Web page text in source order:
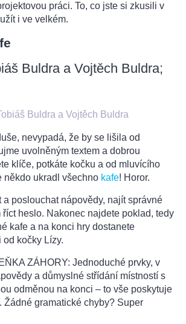
práci. To, co jste si zkusili v
i ve velkém.
Buldra a Vojtěch Buldra;
Buldra a Vojtěch Buldra
nevypadá, že by se lišila od
uvolněným textem a dobrou
klíče, potkáte kočku a od mluvícího
někdo ukradl všechno kafe! Horor.
a poslouchat nápovědy, najít správné
heslo. Nakonec najdete poklad, tedy
kafe a na konci hry dostanete
kočky Lízy.
ZÁHORY: Jednoduché prvky, v
a důmyslné střídání místností s
odměnou na konci – to vše poskytuje
Žádné gramatické chyby? Super